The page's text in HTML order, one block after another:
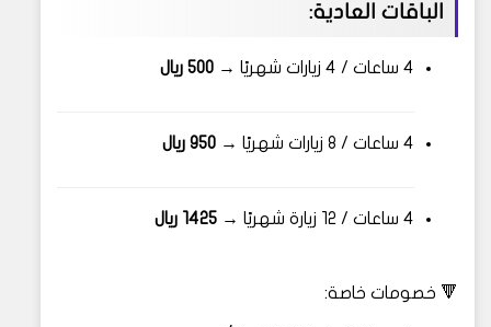
الباقات العادية:
4 ساعات / 4 زيارات شهريًا → 500 ريال
4 ساعات / 8 زيارات شهريًا → 950 ريال
4 ساعات / 12 زيارة شهريًا → 1425 ريال
🔻 خصومات خاصة: